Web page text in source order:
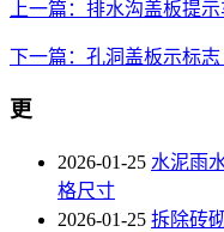
上一篇：排水沟盖板提
下一篇：孔洞盖板示标
更
2026-01-25 水泥雨
格尺寸
2026-01-25 拆除砖